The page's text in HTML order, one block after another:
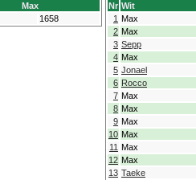
Max
1658
Nr Wit
1 Max
2 Max
3 Sepp
4 Max
5 Jonael
6 Rocco
7 Max
8 Max
9 Max
10 Max
11 Max
12 Max
13 Taeke